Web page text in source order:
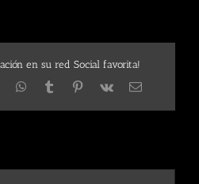
en su red Social favorita!
WhatsApp
TumblrPinterest
Vk
Correo